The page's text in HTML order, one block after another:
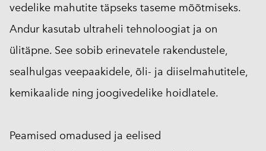
vedelike mahutite täpseks taseme mõõtmiseks.
Andur kasutab ultraheli tehnoloogiat ja on
ülitäpne. See sobib erinevatele rakendustele,
sealhulgas veepaakidele, õli- ja diiselmahutitele,
kemikaalide ning joogivedelike hoidlatele.
Peamised omadused ja eelised